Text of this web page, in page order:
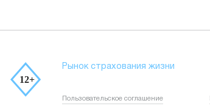
Рынок страхования жизни
Пользовательское соглашение